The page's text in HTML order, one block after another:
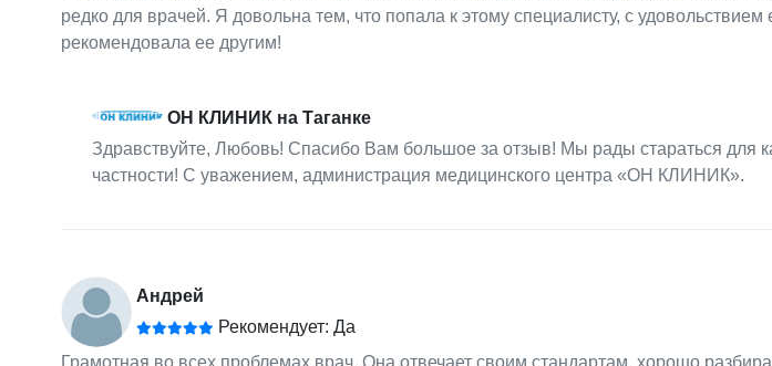
редко для врачей. Я довольна тем, что попала к этому специалисту, с
рекомендовала ее другим!
ОН КЛИНИК на Таганке
Здравствуйте, Любовь! Спасибо Вам большое за отзыв! Мы рады стараться для
частности! С уважением, администрация медицинского центра «ОН КЛИНИК».
Андрей
Рекомендует: Да
Грамотная во всех проблемах врач. Она отвечает своим стандартам, хорошо